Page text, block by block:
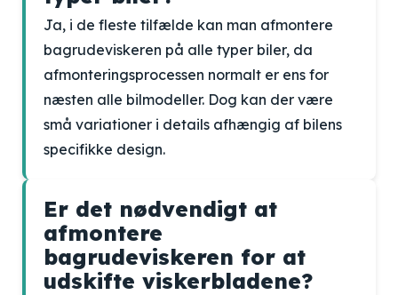
Ja, i de fleste tilfælde kan man afmontere
bagrudeviskeren på alle typer biler, da
afmonteringsprocessen normalt er ens for
næsten alle bilmodeller. Dog kan der være
små variationer i details afhængig af bilens
specifikke design.
Er det nødvendigt at
afmontere
bagrudeviskeren for at
udskifte viskerbladene?